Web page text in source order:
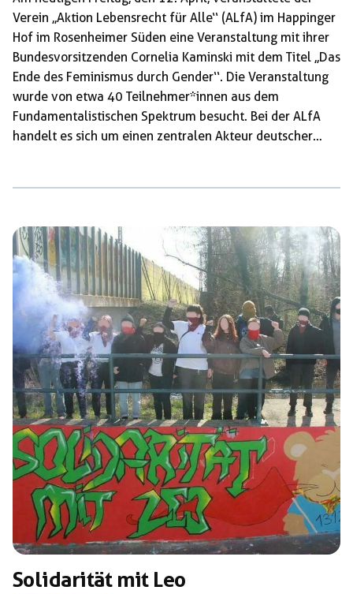
Verein ,,Aktion Lebensrecht für Alle‘‘ (ALfA) im Happinger
Hof im Rosenheimer Süden eine Veranstaltung mit ihrer
Bundesvorsitzenden Cornelia Kaminski mit dem Titel ,,Das
Ende des Feminismus durch Gender‘‘. Die Veranstaltung
wurde von etwa 40 Teilnehmer*innen aus dem
Fundamentalistischen Spektrum besucht. Bei der ALfA
handelt es sich um einen zentralen Akteur deutscher
als „feministisches Idol“ stilisiert, da ihre Töchter in
verschiedene Königshäuser Europas geheiratet haben.
Auch im Rosenheimer Hinterland werden wir reaktionäre
und christlich-fundamentalistische Positionen nicht
unwidersprochen lassen. […]
Solidarität mit Leo